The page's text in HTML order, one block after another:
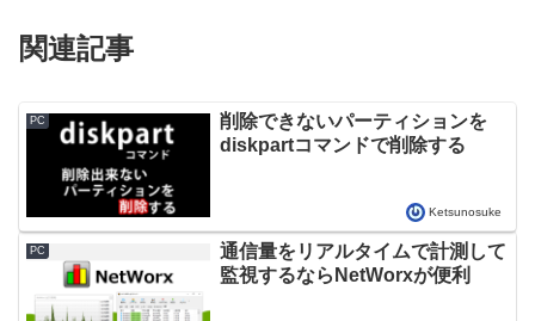
関連記事
PC
削除できないパーティションを
diskpartコマンドで削除する
Ketsunosuke
PC
通信量をリアルタイムで計測して
監視するならNetWorxが便利